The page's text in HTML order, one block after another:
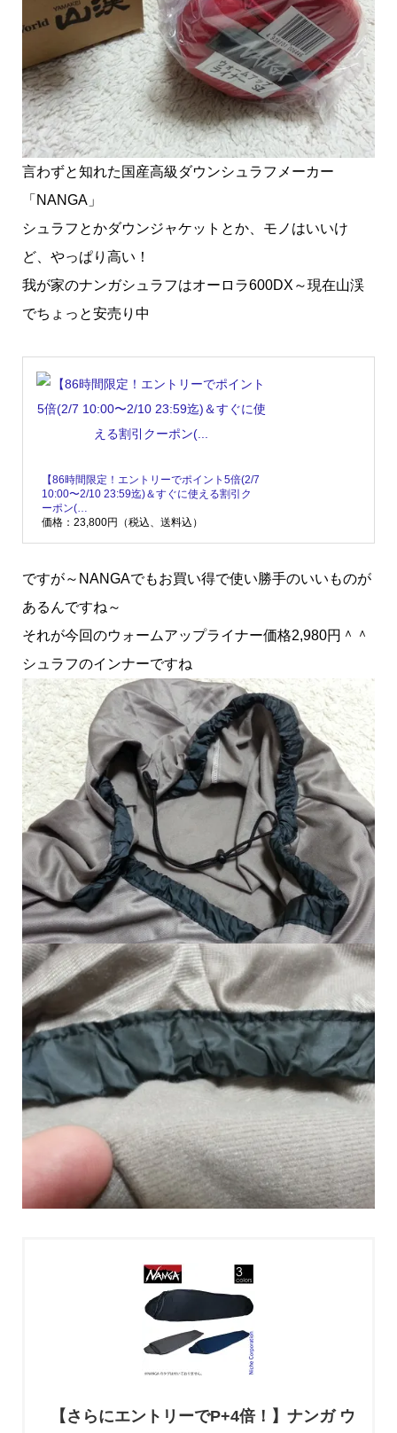
言わずと知れた国産高級ダウンシュラフメーカー
「NANGA」
シュラフとかダウンジャケットとか、モノはいいけ
ど、やっぱり高い！
我が家のナンガシュラフはオーロラ600DX～現在山渓
でちょっと安売り中
【86時間限定！エントリーでポイント5倍(2/7
10:00〜2/10 23:59迄)＆すぐに使える割引ク
ーポン(…
価格：23,800円（税込、送料込）
ですが～NANGAでもお買い得で使い勝手のいいものが
あるんですね～
それが今回のウォームアップライナー価格2,980円＾＾
シュラフのインナーですね
【さらにエントリーでP+4倍！】ナンガ ウ